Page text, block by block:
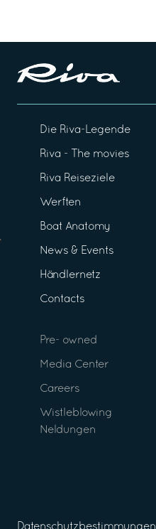
Die Riva-Legende
Riva - The movies
Riva Reiseziele
Werften
Boat Anatomy
News & Events
Händlernetz
Contacts
Pre- owned
Media Center
Careers
Wistleblowing
Neldungen
Datenschutzbestimmungen